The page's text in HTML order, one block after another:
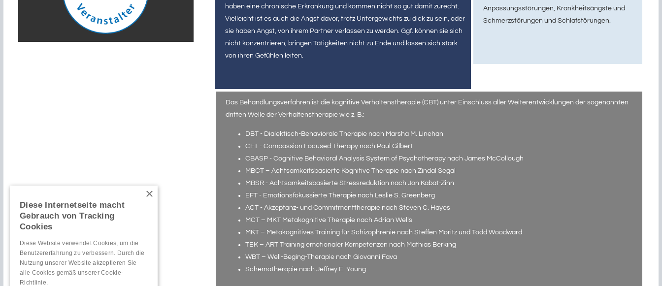
haben eine chronische Erkrankung und kommen nicht so gut damit zurecht.
Vielleicht ist es auch die Angst davor, trotz Untergewichts zu dick zu sein, oder
sie haben Angst, von ihrem Partner verlassen zu werden. Ggf. können sie sich
nicht konzentrieren, bringen Tätigkeiten nicht zu Ende und lassen sich stark
von ihren Gefühlen leiten.
Anpassungsstörungen, Krankheitsängste und
Schmerzstörungen und Schlafstörungen.
Das Behandlungsverfahren ist die kognitive Verhaltenstherapie (CBT) unter Einschluss aller Weiterentwicklungen der sogenannten
dritten Welle der Verhaltenstherapie wie z. B.:
DBT - Dialektisch-Behaviorale Therapie nach Marsha M. Linehan
CFT - Compassion Focused Therapy nach Paul Gilbert
CBASP - Cognitive Behavioral Analysis System of Psychotherapy nach James McCollough
MBCT – Achtsamkeitsbasierte Kognitive Therapie nach Zindal Segal
MBSR - Achtsamkeitsbasierte Stressreduktion nach Jon Kabat-Zinn
EFT - Emotionsfokussierte Therapie nach Leslie S. Greenberg
ACT - Akzeptanz- und Commitmenttherapie nach Steven C. Hayes
MCT – MKT Metakognitive Therapie nach Adrian Wells
MKT – Metakognitives Training für Schizophrenie nach Steffen Moritz und Todd Woodward
TEK – ART Training emotionaler Kompetenzen nach Mathias Berking
WBT – Well-Beging-Therapie nach Giovanni Fava
Schematherapie nach Jeffrey E. Young
×
Diese Internetseite macht
Gebrauch von Tracking
Cookies
Diese Website verwendet Cookies, um die
Benutzererfahrung zu verbessern. Durch die
Nutzung unserer Website akzeptieren Sie
alle Cookies gemäß unserer Cookie-
Richtlinie.